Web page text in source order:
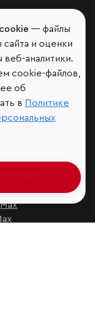
Max
cookie — файлы
и оценки
веб-аналитики.
cookie-файлов,
об
в Политике